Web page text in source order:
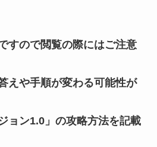
すので閲覧の際にはご注意
えや手順が変わる可能性が
ョン1.0」の攻略方法を記載